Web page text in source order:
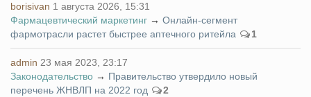
borisivan 1 августа 2026, 15:31
Фармацевтический маркетинг → Онлайн-сегмент
фармотрасли растет быстрее аптечного ритейла
1
admin 23 мая 2023, 23:17
Законодательство → Правительство утвердило новый
перечень ЖНВЛП на 2022 год
2